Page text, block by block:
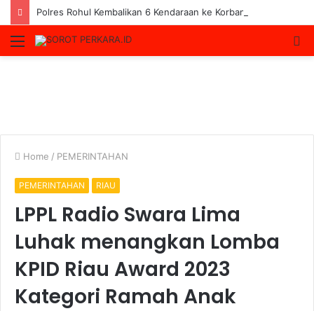
Menu
Home / PEMERINTAHAN
PEMERINTAHAN RIAU
LPPL Radio Swara Lima
Luhak menangkan Lomba
KPID Riau Award 2023
Kategori Ramah Anak